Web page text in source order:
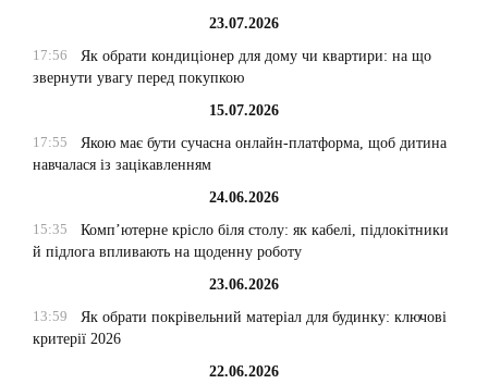
23.07.2026
17:56
Як обрати кондиціонер для дому чи квартири: на що
звернути увагу перед покупкою
15.07.2026
17:55
Якою має бути сучасна онлайн-платформа, щоб дитина
навчалася із зацікавленням
24.06.2026
15:35
Комп’ютерне крісло біля столу: як кабелі, підлокітники
й підлога впливають на щоденну роботу
23.06.2026
13:59
Як обрати покрівельний матеріал для будинку: ключові
критерії 2026
22.06.2026